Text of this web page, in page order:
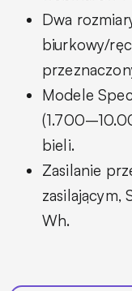
Dwa
biurkowy/
Modele
bieli.
Zasilanie
zasilającym,
Wh.